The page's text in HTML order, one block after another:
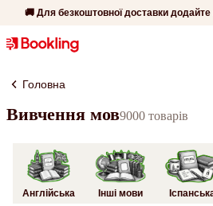
🚚 Для безкоштовної доставки
Головна
Вивчення мов9000 товарів
Англійська Інші мови